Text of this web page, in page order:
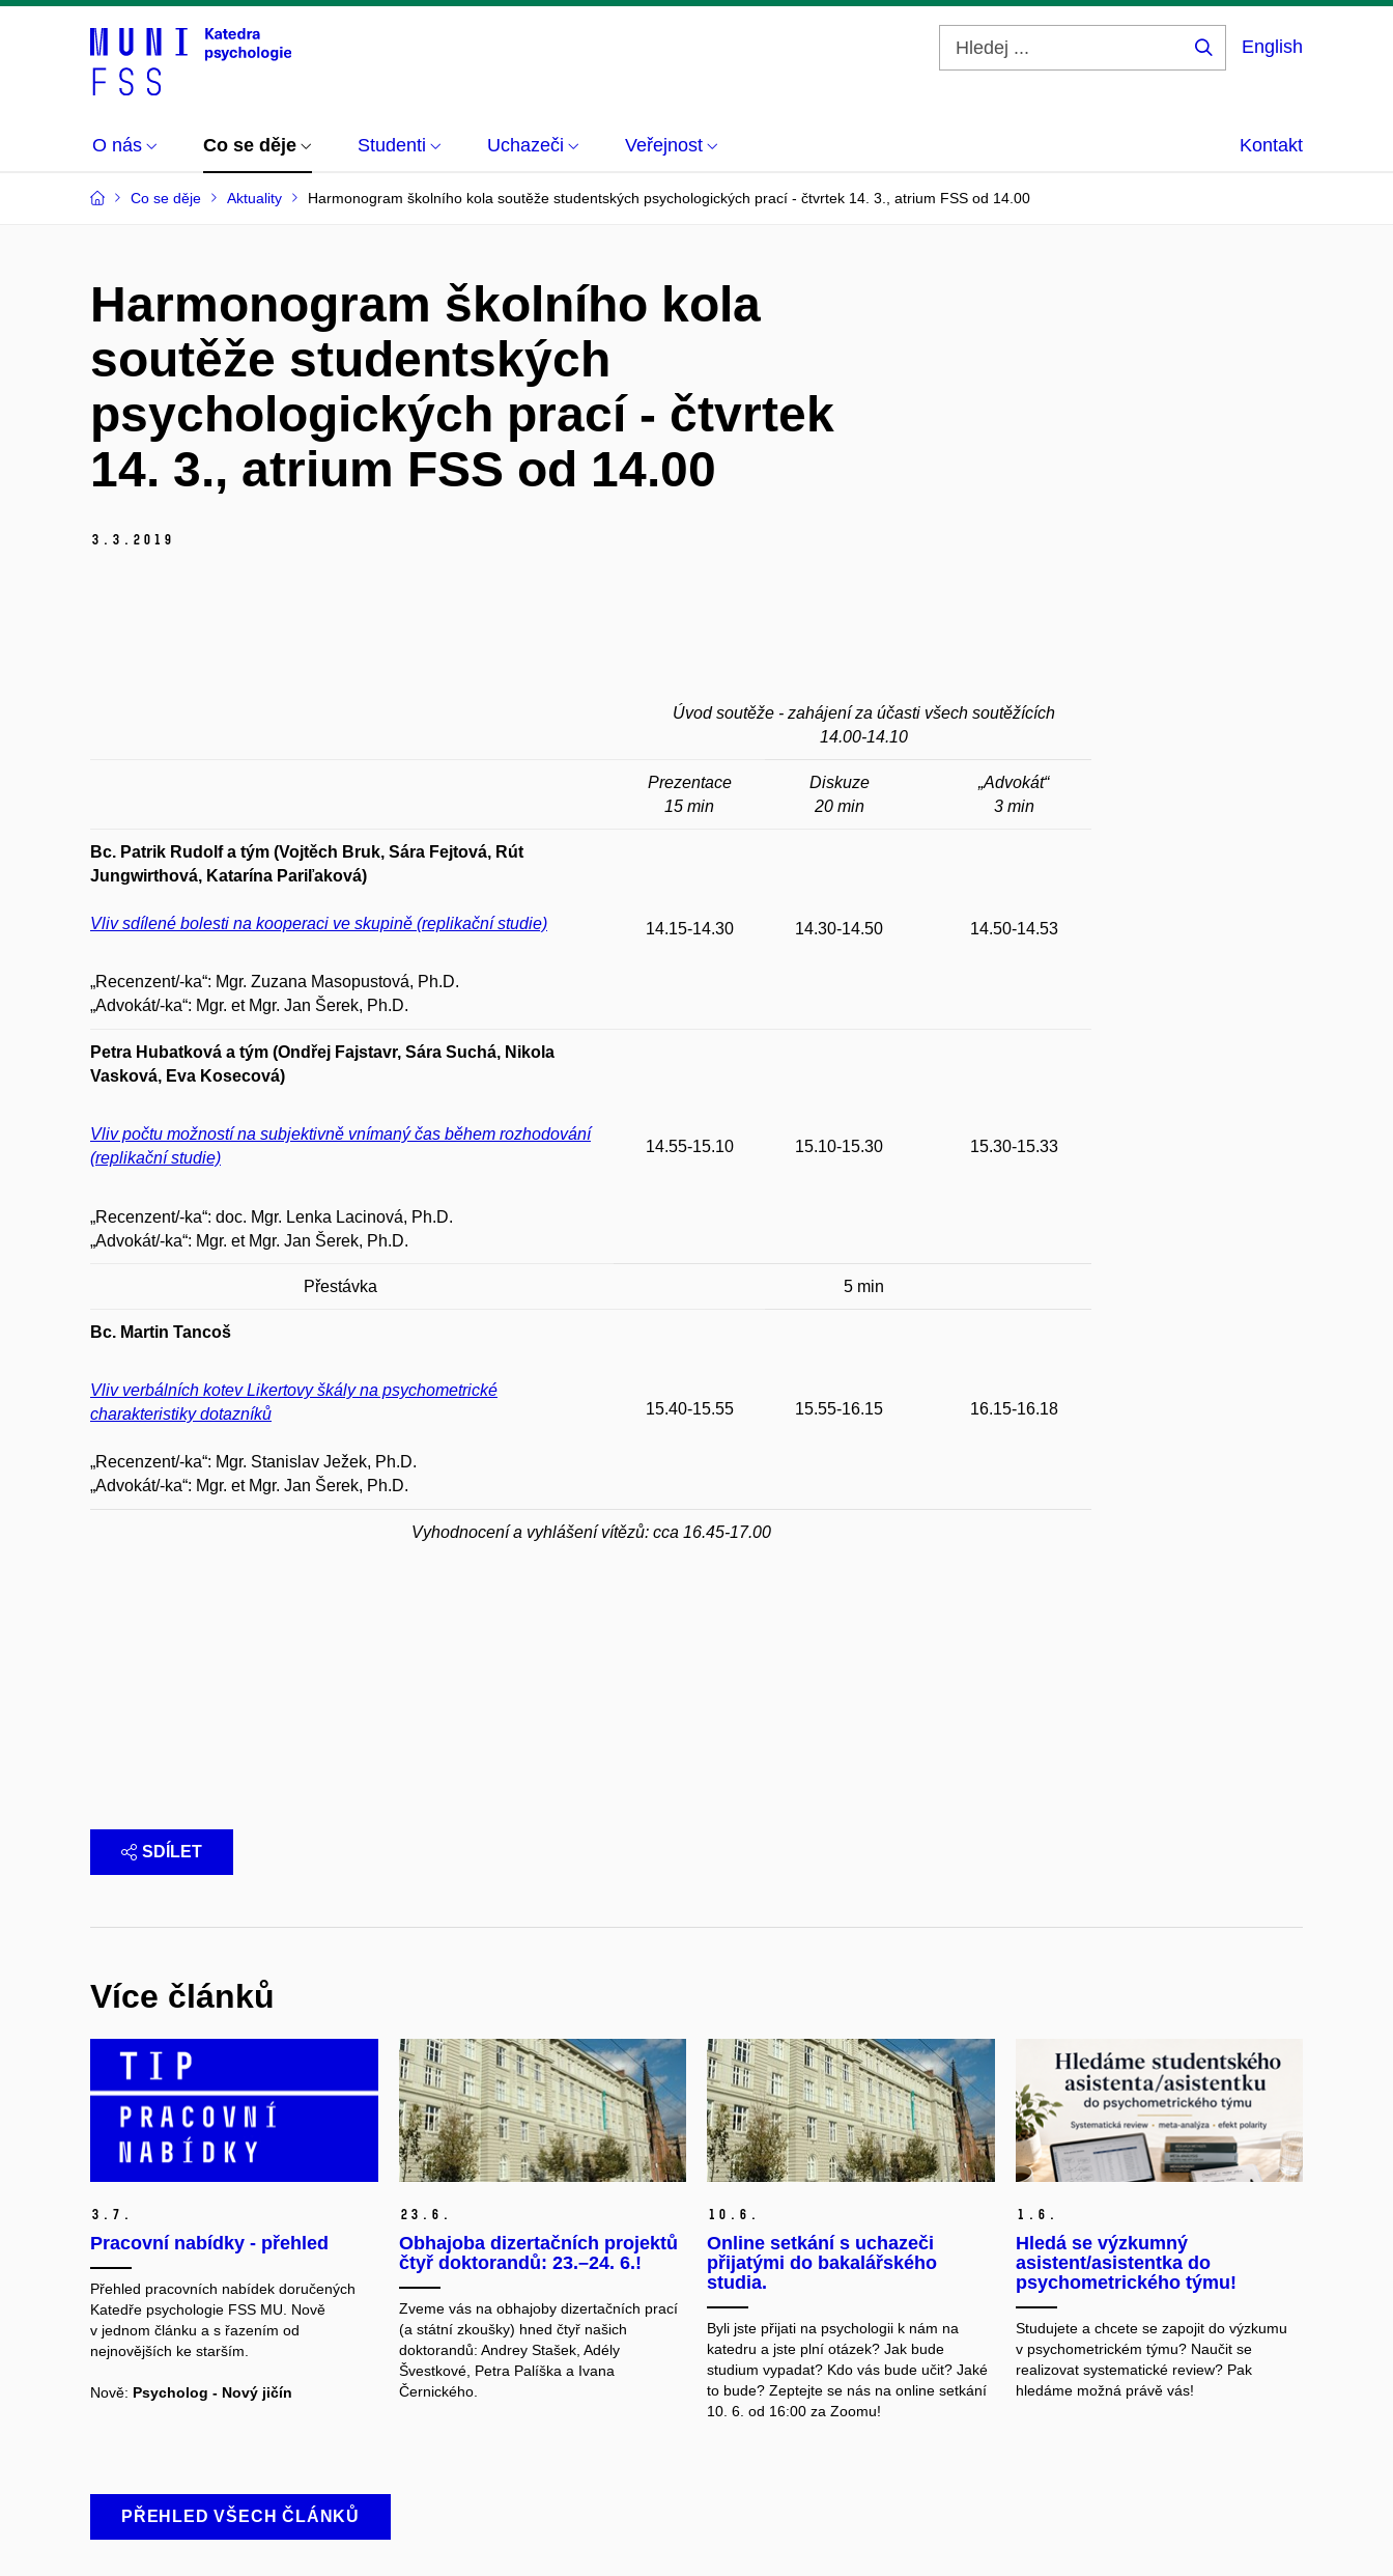
English
O nás Co se děje Studenti Uchazeči Veřejnost Kontakt
Co se děje Aktuality Harmonogram školního kola soutěže studentských psychologických prací - čtvrtek 14. 3., atrium FSS od 14.00
Harmonogram školního kola
soutěže studentských
psychologických prací - čtvrtek
14. 3., atrium FSS od 14.00
3. 3. 2019
Úvod soutěže - zahájení za účasti všech soutěžících
14.00-14.10
Prezentace
15 min
Diskuze
20 min
„Advokát“
3 min
Bc. Patrik Rudolf a tým (Vojtěch Bruk, Sára Fejtová, Rút
Jungwirthová, Katarína Pariľaková)
Vliv sdílené bolesti na kooperaci ve skupině (replikační studie)
„Recenzent/-ka“: Mgr. Zuzana Masopustová, Ph.D.
„Advokát/-ka“: Mgr. et Mgr. Jan Šerek, Ph.D.
14.15-14.30 14.30-14.50 14.50-14.53
Petra Hubatková a tým (Ondřej Fajstavr, Sára Suchá, Nikola
Vasková, Eva Kosecová)
Vliv počtu možností na subjektivně vnímaný čas během rozhodování
(replikační studie)
„Recenzent/-ka“: doc. Mgr. Lenka Lacinová, Ph.D.
„Advokát/-ka“: Mgr. et Mgr. Jan Šerek, Ph.D.
14.55-15.10 15.10-15.30 15.30-15.33
Přestávka 5 min
Bc. Martin Tancoš
Vliv verbálních kotev Likertovy škály na psychometrické
charakteristiky dotazníků
„Recenzent/-ka“: Mgr. Stanislav Ježek, Ph.D.
„Advokát/-ka“: Mgr. et Mgr. Jan Šerek, Ph.D.
15.40-15.55 15.55-16.15 16.15-16.18
Vyhodnocení a vyhlášení vítězů: cca 16.45-17.00
SDÍLET
Více článků
3. 7.
Pracovní nabídky - přehled
Přehled pracovních nabídek doručených
Katedře psychologie FSS MU. Nově
v jednom článku a s řazením od
nejnovějších ke starším.
Nově: Psycholog - Nový jičín
23. 6.
Obhajoba dizertačních projektů
čtyř doktorandů: 23.–24. 6.!
Zveme vás na obhajoby dizertačních prací
(a státní zkoušky) hned čtyř našich
doktorandů: Andrey Stašek, Adély
Švestkové, Petra Palíška a Ivana
Černického.
10. 6.
Online setkání s uchazeči
přijatými do bakalářského
studia.
Byli jste přijati na psychologii k nám na
katedru a jste plní otázek? Jak bude
studium vypadat? Kdo vás bude učit? Jaké
to bude? Zeptejte se nás na online setkání
10. 6. od 16:00 za Zoomu!
1. 6.
Hledá se výzkumný
asistent/asistentka do
psychometrického týmu!
Studujete a chcete se zapojit do výzkumu
v psychometrickém týmu? Naučit se
realizovat systematické review? Pak
hledáme možná právě vás!
PŘEHLED VŠECH ČLÁNKŮ